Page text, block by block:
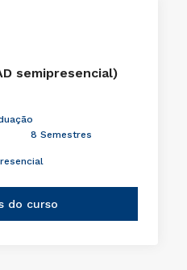
semipresencial)
8 Semestres
do curso